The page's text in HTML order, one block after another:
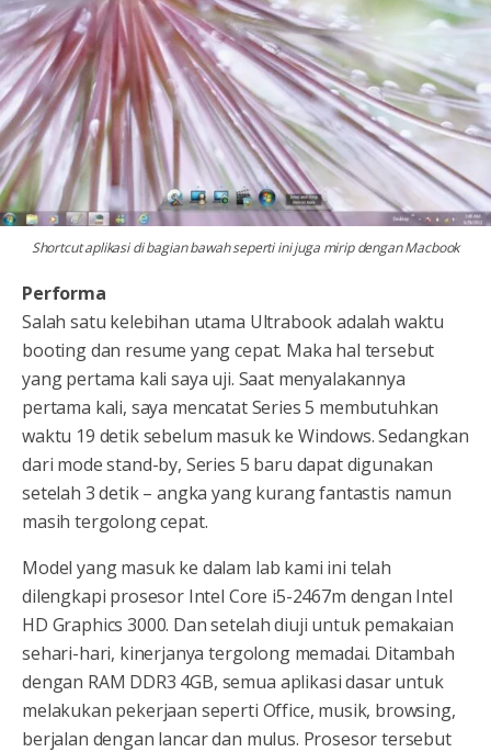
Shortcut aplikasi di bagian bawah seperti ini juga mirip dengan Macbook
Performa
Salah satu kelebihan utama Ultrabook adalah waktu
booting dan resume yang cepat. Maka hal tersebut
yang pertama kali saya uji. Saat menyalakannya
pertama kali, saya mencatat Series 5 membutuhkan
waktu 19 detik sebelum masuk ke Windows. Sedangkan
dari mode stand-by, Series 5 baru dapat digunakan
setelah 3 detik – angka yang kurang fantastis namun
masih tergolong cepat.
Model yang masuk ke dalam lab kami ini telah
dilengkapi prosesor Intel Core i5-2467m dengan Intel
HD Graphics 3000. Dan setelah diuji untuk pemakaian
sehari-hari, kinerjanya tergolong memadai. Ditambah
dengan RAM DDR3 4GB, semua aplikasi dasar untuk
melakukan pekerjaan seperti Office, musik, browsing,
berjalan dengan lancar dan mulus. Prosesor tersebut